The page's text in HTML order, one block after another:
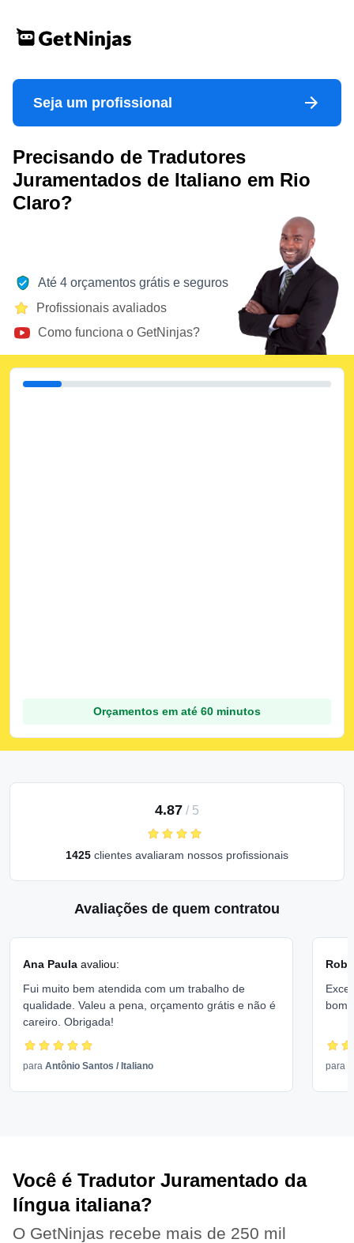
Seja um profissional
Precisando de Tradutores
Juramentados de Italiano em Rio
Claro?
Até 4 orçamentos grátis e seguros
Profissionais avaliados
Como funciona o GetNinjas?
Orçamentos em até 60 minutos
4.87 / 5
1425 clientes avaliaram nossos profissionais
Avaliações de quem contratou
Ana Paula avaliou:
Fui muito bem atendida com um trabalho de
qualidade. Valeu a pena, orçamento grátis e não é
careiro. Obrigada!
para Antônio Santos / Italiano
bom
para
Você é Tradutor Juramentado da
língua italiana?
O GetNinjas recebe mais de 250 mil